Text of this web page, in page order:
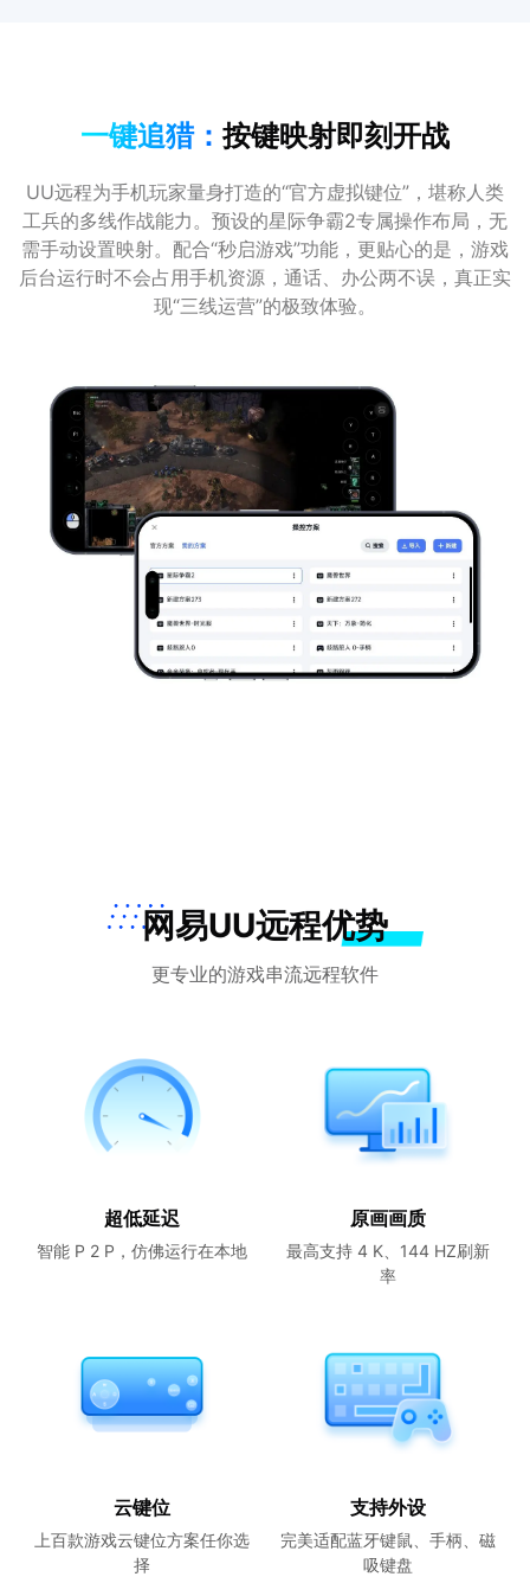
一键追猎： 按键映射即刻开战
UU远程为手机玩家量身打造的“官方虚拟键位”，堪称人类
工兵的多线作战能力。预设的星际争霸2专属操作布局，无
需手动设置映射。配合“秒启游戏”功能，更贴心的是，游戏
后台运行时不会占用手机资源，通话、办公两不误，真正实
现“三线运营”的极致体验。
网易UU远程优势
更专业的游戏串流远程软件
超低延迟
智能 P 2 P，仿佛运行在本地
原画画质
最高支持 4 K、144 HZ刷新
率
云键位
上百款游戏云键位方案任你选
择
支持外设
完美适配蓝牙键鼠、手柄、磁
吸键盘